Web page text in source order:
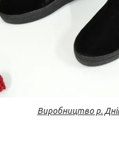
Виробництво р.